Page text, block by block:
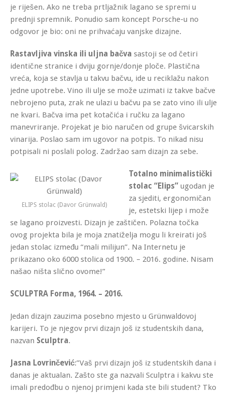
je riješen. Ako ne treba prtljažnik lagano se spremi u
prednji spremnik. Ponudio sam koncept Porsche-u no
odgovor je bio: oni ne prihvaćaju vanjske dizajne.
Rastavljiva vinska ili uljna bačva sastoji se od četiri
identične stranice i dviju gornje/donje ploče. Plastična
vreća, koja se stavlja u takvu bačvu, ide u reciklažu nakon
jedne upotrebe. Vino ili ulje se može uzimati iz takve bačve
nebrojeno puta, zrak ne ulazi u bačvu pa se zato vino ili ulje
ne kvari. Bačva ima pet kotačića i ručku za lagano
manevriranje. Projekat je bio naručen od grupe švicarskih
vinarija. Poslao sam im ugovor na potpis. To nikad nisu
potpisali ni poslali polog. Zadržao sam dizajn za sebe.
ELIPS stolac (Davor Grünwald)
Totalno minimalistički
stolac “Elips” ugodan je
za sjediti, ergonomičan
je, estetski lijep i može
se lagano proizvesti. Dizajn je zaštičen. Polazna točka
ovog projekta bila je moja znatiželja mogu li kreirati još
jedan stolac između “mali milijun”. Na Internetu je
prikazano oko 6000 stolica od 1900. – 2016. godine. Nisam
našao ništa slično ovome!”
SCULPTRA Forma, 1964. – 2016.
Jedan dizajn zauzima posebno mjesto u Grünwaldovoj
karijeri. To je njegov prvi dizajn još iz studentskih dana,
nazvan Sculptra.
Jasna Lovrinčević:”Vaš prvi dizajn još iz studentskih dana i
danas je aktualan. Zašto ste ga nazvali Sculptra i kakvu ste
imali predođbu o njenoj primjeni kada ste bili student? Tko